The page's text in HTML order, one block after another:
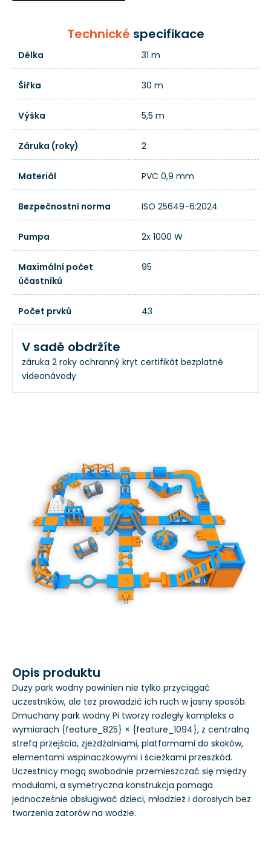
Technické specifikace
Délka 31 m
Šířka 30 m
Výška 5,5 m
Záruka (roky) 2
Materiál PVC 0,9 mm
Bezpečnostní norma ISO 25649-6:2024
Pumpa 2x 1000 W
Maximální počet
účastníků
95
Počet prvků 43
V sadě obdržíte
záruka 2 roky ochranný kryt certifikát bezplatné
videonávody
Opis produktu
Duży park wodny powinien nie tylko przyciągać
uczestników, ale też prowadzić ich ruch w jasny sposób.
Dmuchany park wodny Pi tworzy rozległy kompleks o
wymiarach {feature_825} × {feature_1094}, z centralną
strefą przejścia, zjeżdżalniami, platformami do skoków,
elementami wspinaczkowymi i ścieżkami przeszkód.
Uczestnicy mogą swobodnie przemieszczać się między
modułami, a symetryczna konstrukcja pomaga
jednocześnie obsługiwać dzieci, młodzież i dorosłych bez
tworzenia zatorów na wodzie.